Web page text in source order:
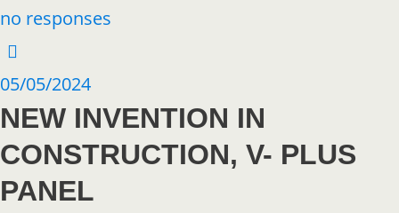
no responses
05/05/2024
NEW INVENTION IN
CONSTRUCTION, V- PLUS
PANEL